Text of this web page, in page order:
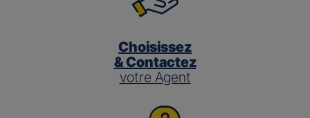
Choisissez
& Contactez
votre Agent